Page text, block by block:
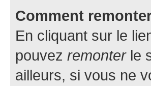
Comment
En cliquant sur le
pouvez remonterle
ailleurs, si vous ne